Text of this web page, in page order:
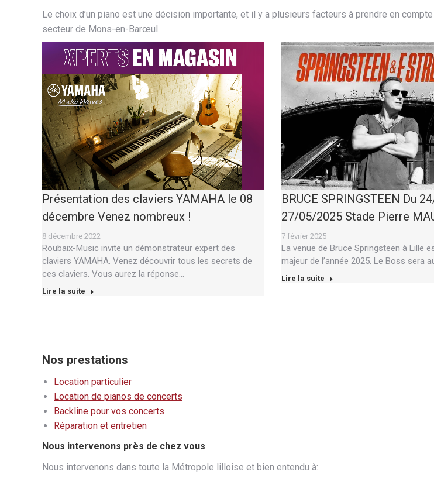
Le choix d’un piano est une décision importante, et il y a plusieurs facteurs à prendre en
secteur de Mons-en-Barœul.
Présentation des claviers YAMAHA le 08
décembre Venez nombreux !
8 décembre 2022
Roubaix-Music invite un démonstrateur expert des
claviers YAMAHA. Venez découvrir tous les secrets de
ces claviers. Vous aurez la réponse…
Lire la suite
BRUCE SPRINGSTEEN Du
27/05/2025 Stade Pierre
7 février 2025
La venue de Bruce Springsteen à Lille
majeur de l’année 2025. Le Boss sera
Lire la suite
Nos prestations
Location particulier
Location de pianos de concerts
Backline pour vos concerts
Réparation et entretien
Nous intervenons près de chez vous
Nous intervenons dans toute la Métropole lilloise et bien entendu à: